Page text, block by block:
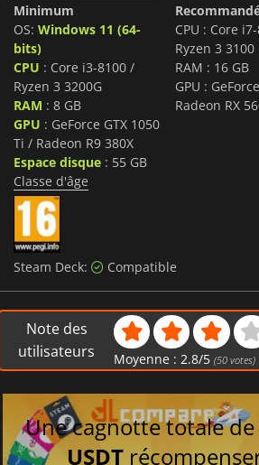
qui vous attendent au-delà des
remplie de profils de personnages, de
et de lore, qui relient tous les jeux
pour les joueurs qui aiment découvrir
de la série.
équilibre un système de combat au tour
de personnage touchant,
d'amitié, de découverte de soi et d'une
d'innombrables souvenirs et un
attendent.
Minimum
OS: Windows 11 (64-
bits)
CPU : Core i3-8100 /
Ryzen 3 3200G
RAM : 8 GB
GPU : GeForce GTX 1050
Ti / Radeon R9 380X
Espace disque: 55 GB
CPU : Core
Ryzen 3 3100
RAM : 16 GB
GPU :
Radeon RX
Classe d'âge
Steam Deck: Compatible
Note des
utilisateurs
Moyenne :2.8/5 (50 votes)
Une cagnotte totale de
USDT